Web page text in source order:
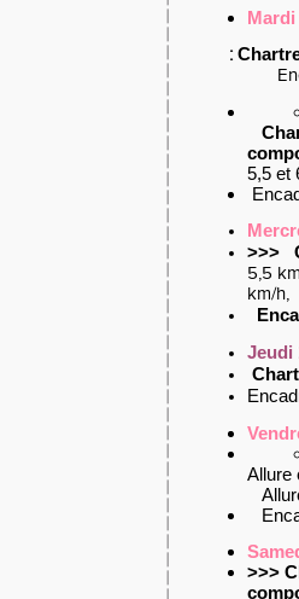
Mardi
:
5,5 et
>>>
5,5
km/h,
Jeudi
Allure
>>>